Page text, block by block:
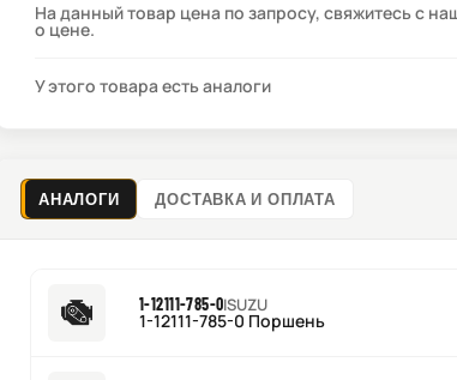
На данный товар цена по запросу, свяжитесь с
о цене.
У этого товара есть аналоги
АНАЛОГИ ДОСТАВКА И ОПЛАТА
1-12111-785-0ISUZU
1-12111-785-0 Поршень